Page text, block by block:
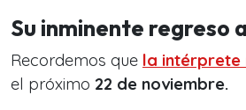
Su inminente regreso
Recordemos que la intérprete
el próximo 22 de noviembre.